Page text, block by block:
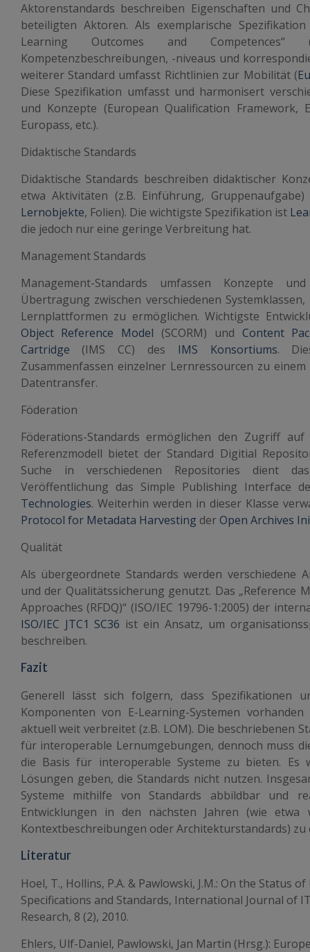
Aktorenstandards beschreiben Eigenschaften und
beteiligten Aktoren. Als exemplarische
Learning Outcomes and Competences“
Kompetenzbeschreibungen, -niveaus und
weiterer Standard umfasst Richtlinien zur Mobilität (
Diese Spezifikation umfasst und harmonisert
und Konzepte (European Qualification Framework,
Europass, etc.).
Didaktische Standards
Didaktische Standards beschreiben didaktischer
etwa Aktivitäten (z.B. Einführung,
Lernobjekte, Folien). Die wichtigste Spezifikation ist
die jedoch nur eine geringe Verbreitung hat.
Management Standards
Management-Standards umfassen Konzepte
Übertragung zwischen verschiedenen
Lernplattformen zu ermöglichen. Wichtigste
Object Reference Model (SCORM) und Content
Cartridge (IMS CC) des IMS Konsortiums.
Zusammenfassen einzelner Lernressourcen zu
Datentransfer.
Föderation
Föderations-Standards ermöglichen den Zugriff auf
Referenzmodell bietet der Standard Digitial
Suche in verschiedenen Repositories dient
Veröffentlichung das Simple Publishing Interface
Technologies. Weiterhin werden in dieser Klasse
Protocol for Metadata Harvesting derOpen Archives
Qualität
Als übergeordnete Standards werden verschiedene
und der Qualitätssicherung genutzt. Das „Reference
Approaches (RFDQ)“ (ISO/IEC 19796-1:2005) der
ISO/IEC JTC1 SC36 ist ein Ansatz, um
beschreiben.
Fazit
Generell lässt sich folgern, dass Spezifikationen
Komponenten von E-Learning-Systemen
aktuell weit verbreitet (z.B. LOM). Die beschriebenen
für interoperable Lernumgebungen, dennoch muss
die Basis für interoperable Systeme zu bieten. Es
Lösungen geben, die Standards nicht nutzen.
Systeme mithilfe von Standards abbildbar und
Entwicklungen in den nächsten Jahren (wie etwa
Kontextbeschreibungen oder Architekturstandards) zu
Literatur
Hoel, T., Hollins, P.A. & Pawlowski, J.M.: On the Status
Specifications and Standards, International Journal of
Research, 8 (2), 2010.
Ehlers, Ulf-Daniel, Pawlowski, Jan Martin (Hrsg.):